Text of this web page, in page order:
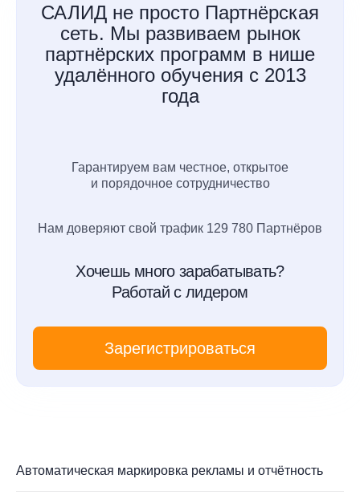
САЛИД не просто Партнёрская
сеть. Мы развиваем рынок
партнёрских программ в нише
удалённого обучения с 2013
года
Гарантируем вам честное, открытое
и порядочное сотрудничество
Нам доверяют свой трафик 129 780 Партнёров
Хочешь много зарабатывать?
Работай с лидером
Зарегистрироваться
Автоматическая маркировка рекламы и отчётность